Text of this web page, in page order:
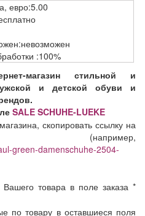
евро:5.00
:100%
магазин стильной и
и детской обуви и
SALE SCHUHE-LUEKE
скопировать ссылку на
green-damenschuhe-2504-
товара в поле заказа *
по товару в оставшиеся поля